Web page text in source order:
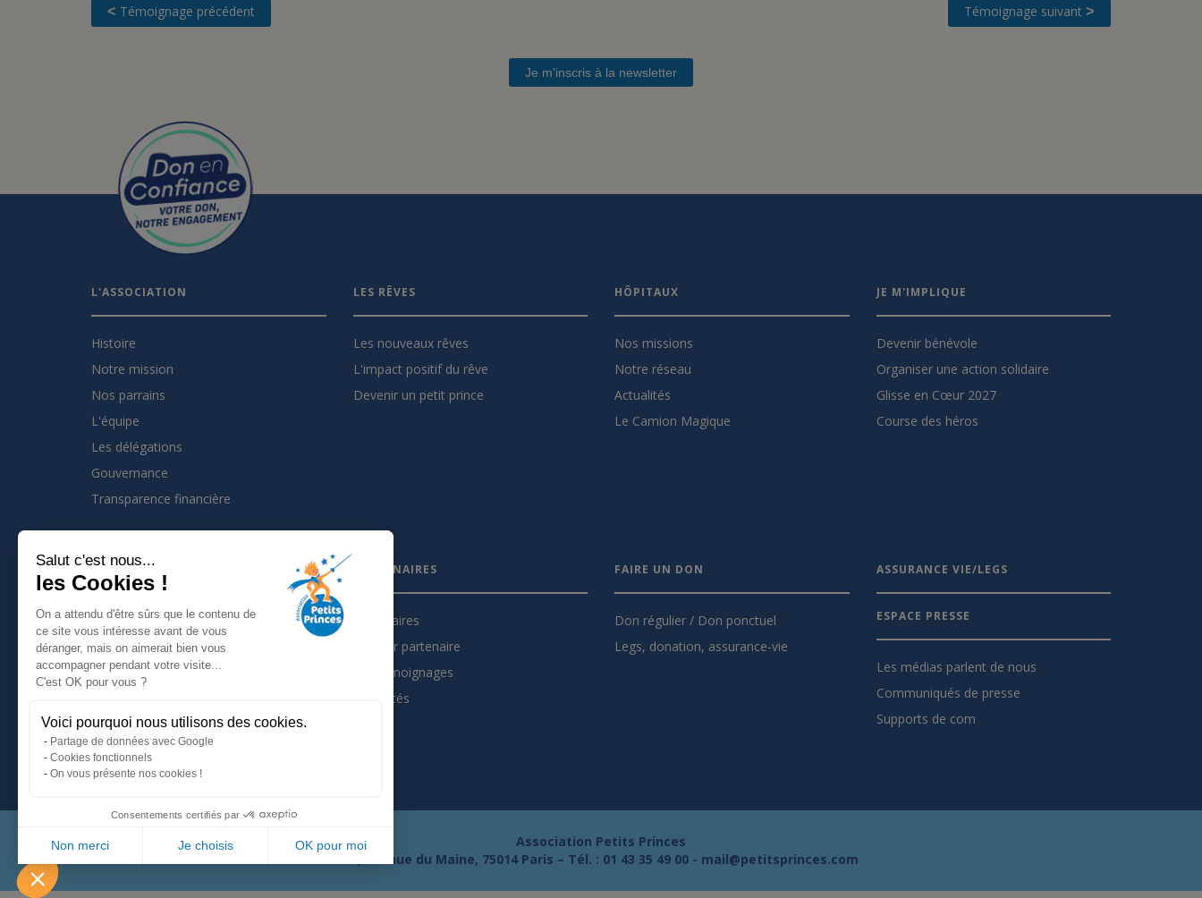
Salut c'est nous...
les Cookies !
On a attendu d'être sûrs que le contenu de
ce site vous intéresse avant de vous
déranger, mais on aimerait bien vous
accompagner pendant votre visite...
C'est OK pour vous ?
Voici pourquoi nous utilisons des cookies.
Partage de données avec Google
Cookies fonctionnels
On vous présente nos cookies !
Consentements certifiés par
Non merci Je choisis OK pour moi
Axeptio consent
Plateforme de Gestion du Consentement : Personnalisez vos Options
< Témoignage précédent Témoignage suivant >
Je m'inscris à la newsletter
L'ASSOCIATION
Histoire
Notre mission
Nos parrains
L'équipe
Les délégations
Gouvernance
Transparence financière
LES RÊVES
Les nouveaux rêves
L'impact positif du rêve
Devenir un petit prince
HÔPITAUX
Nos missions
Notre réseau
Actualités
Le Camion Magique
JE M'IMPLIQUE
Devenir bénévole
Organiser une action solidaire
Glisse en Cœur 2027
Course des héros
INSCRIVEZ VOUS À LA NEWSLETTER
Je m'inscris à la newsletter
Suivez nous sur :
Mentions légales
Politique de confidentialité
PARTENAIRES
Partenaires
Devenir partenaire
Les témoignages
Actualités
FAIRE UN DON
Don régulier / Don ponctuel
Legs, donation, assurance-vie
ASSURANCE VIE/LEGS
ESPACE PRESSE
Les médias parlent de nous
Communiqués de presse
Supports de com
Association Petits Princes
66, avenue du Maine, 75014 Paris – Tél. : 01 43 35 49 00 - mail@petitsprinces.com